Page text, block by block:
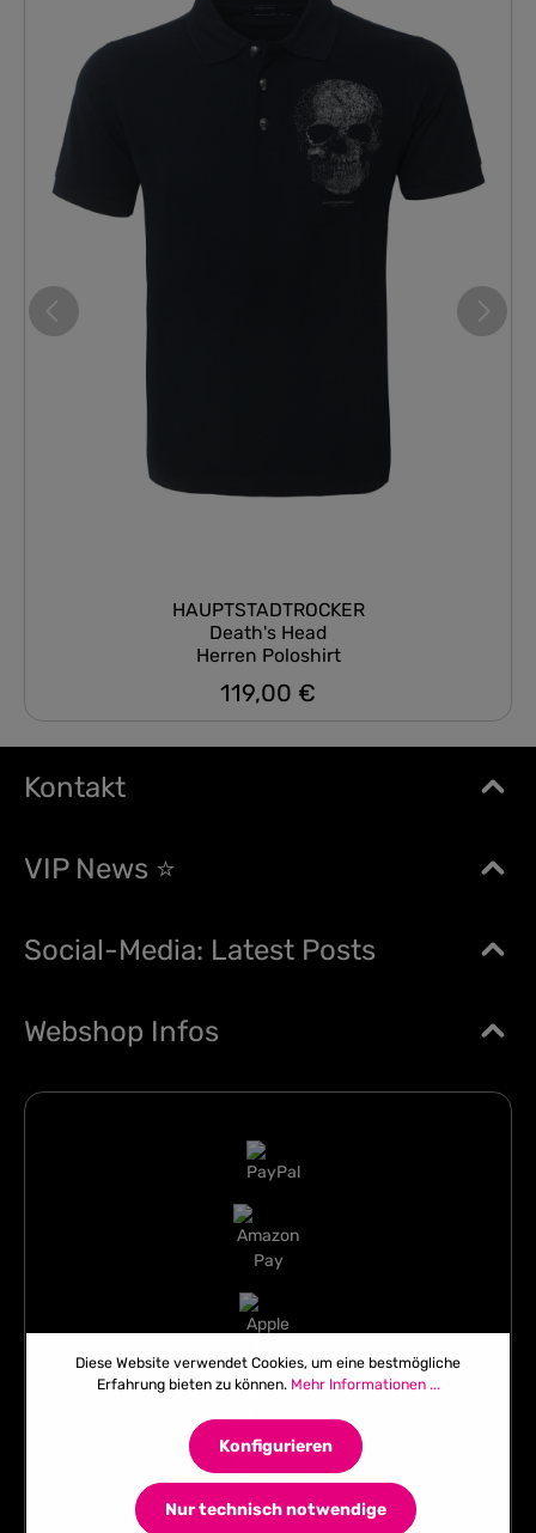
HAUPTSTADTROCKER
Death's Head
Herren Poloshirt
Regulärer Preis:
119,00 €
Kontakt
VIP News ⭐
Social-Media: Latest Posts
Webshop Infos
Diese Website verwendet Cookies, um eine bestmögliche
Erfahrung bieten zu können. Mehr Informationen ...
Nur technisch notwendige
Konfigurieren